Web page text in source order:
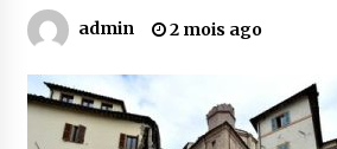
4 ans ago
Mythes et croyances /
montagnards
admin 2 mois ago